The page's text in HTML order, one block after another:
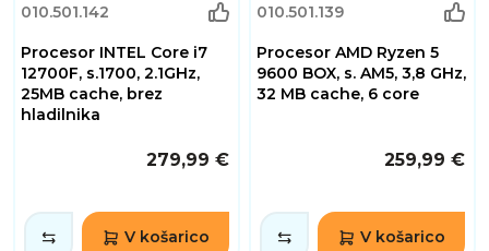
010.501.142
Procesor INTEL Core i7
12700F, s.1700, 2.1GHz,
25MB cache, brez
hladilnika
279,99 €
V košarico
010.501.139
Procesor AMD Ryzen 5
9600 BOX, s. AM5, 3,8 GHz,
32 MB cache, 6 core
259,99 €
V košarico